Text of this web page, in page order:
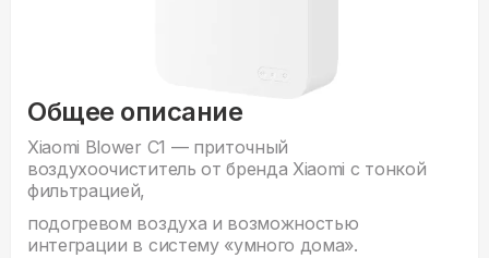
Общее описание
Xiaomi Blower C1 — приточный
воздухоочиститель от бренда Xiaomi с тонкой
фильтрацией,
подогревом воздуха и возможностью
интеграции в систему «умного дома».